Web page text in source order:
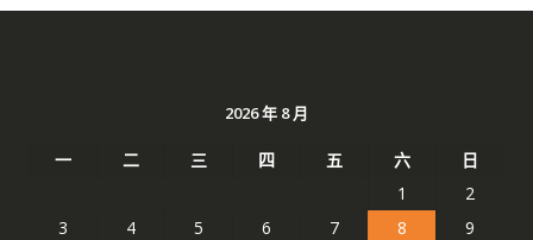
2026 年 8 月
一 二 三 四 五 六
日
1
2
3
4 5 6 7 8
9